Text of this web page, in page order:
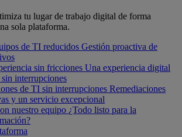
tu lugar de trabajo digital de forma
sola plataforma.
de TI reducidos Gestión proactiva de
sin fricciones Una experiencia digital
interrupciones
de TI sin interrupciones Remediaciones
y un servicio excepcional
nuestro equipo ¿Todo listo para la